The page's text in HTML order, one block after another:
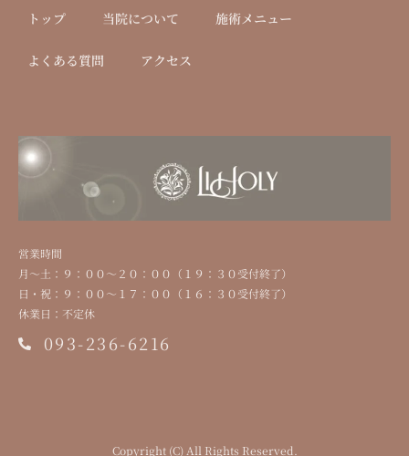
営業時間
⽉〜⼟：９：００〜２０：００（１９：３０受付終了）
⽇・祝：９：００〜１７：００（１６：３０受付終了）
休業⽇：不定休
093-236-6216
トップ 当院について 施術メニュー
よくある質問 アクセス
Copyright (C) All Rights Reserved.